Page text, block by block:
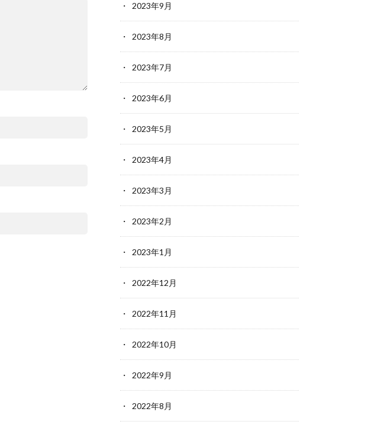
2023年9月
2023年8月
2023年7月
2023年6月
2023年5月
2023年4月
2023年3月
2023年2月
2023年1月
2022年12月
2022年11月
2022年10月
2022年9月
2022年8月